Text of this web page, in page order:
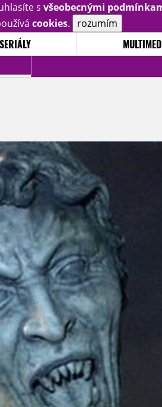
s všeobecnými
cookies. rozumím
SERIÁLY